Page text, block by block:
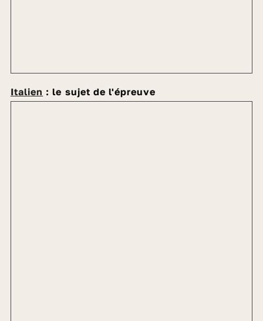
Italien : le sujet de l'épreuve